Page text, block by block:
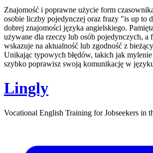
Znajomość i poprawne użycie form
osobie liczby pojedynczej oraz frazy "is up to
dobrej znajomości języka angielskiego.
używane dla rzeczy lub osób pojedynczych, a
wskazuje na aktualność lub zgodność z
Unikając typowych błędów, takich jak
szybko poprawisz swoją komunikację w
Lingly
Vocational English Training for Jobseekers in